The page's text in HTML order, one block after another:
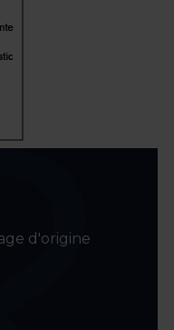
d'origine